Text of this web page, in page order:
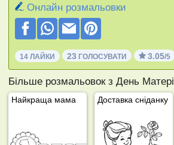
Онлайн розмальовки
14 ЛАЙКИ 23 ГОЛОСУВАТИ 3.05/5
Більше розмальовок з День Матері
Найкраща мама Доставка сніданку